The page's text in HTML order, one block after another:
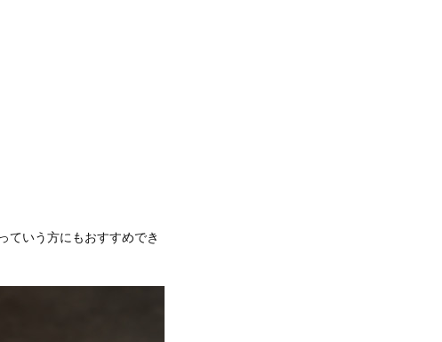
ていう方にもおすすめでき